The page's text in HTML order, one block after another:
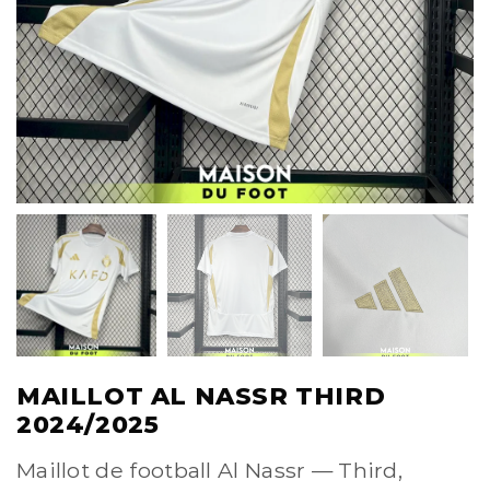
MAILLOT AL NASSR THIRD
2024/2025
Maillot de football Al Nassr — Third,